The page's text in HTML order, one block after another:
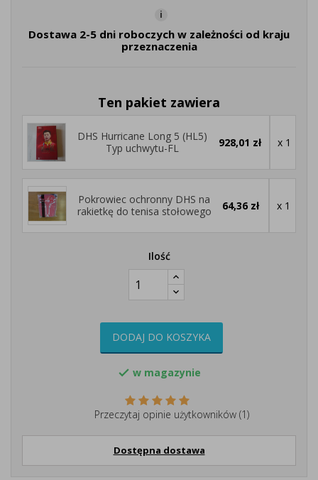
i
Dostawa 2-5 dni roboczych w zależności od kraju
przeznaczenia
Ten pakiet zawiera
DHS Hurricane Long 5 (HL5)
Typ uchwytu-FL
928,01 zł x 1
Pokrowiec ochronny DHS na
rakietkę do tenisa stołowego
64,36 zł x 1
Ilość
DODAJ DO KOSZYKA
 w magazynie
Przeczytaj opinie użytkowników (1)
Dostępna dostawa